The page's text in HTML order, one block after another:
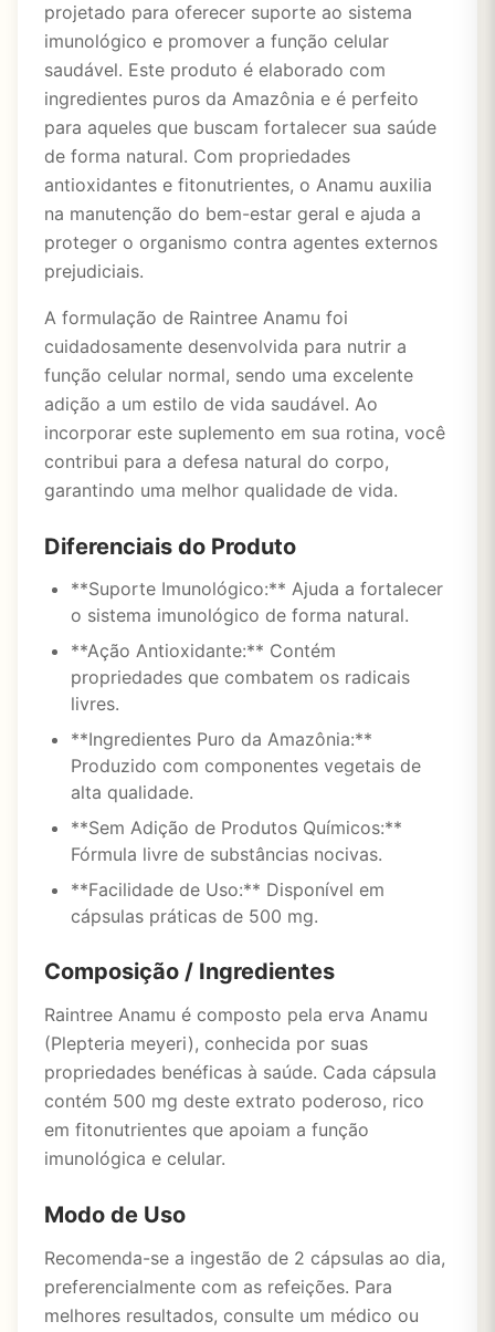
projetado para oferecer suporte ao sistema
imunológico e promover a função celular
saudável. Este produto é elaborado com
ingredientes puros da Amazônia e é perfeito
para aqueles que buscam fortalecer sua saúde
de forma natural. Com propriedades
antioxidantes e fitonutrientes, o Anamu auxilia
na manutenção do bem-estar geral e ajuda a
proteger o organismo contra agentes externos
prejudiciais.
A formulação de Raintree Anamu foi
cuidadosamente desenvolvida para nutrir a
função celular normal, sendo uma excelente
adição a um estilo de vida saudável. Ao
incorporar este suplemento em sua rotina, você
contribui para a defesa natural do corpo,
garantindo uma melhor qualidade de vida.
Diferenciais do Produto
**Suporte Imunológico:** Ajuda a fortalecer
o sistema imunológico de forma natural.
**Ação Antioxidante:** Contém
propriedades que combatem os radicais
livres.
**Ingredientes Puro da Amazônia:**
Produzido com componentes vegetais de
alta qualidade.
**Sem Adição de Produtos Químicos:**
Fórmula livre de substâncias nocivas.
**Facilidade de Uso:** Disponível em
cápsulas práticas de 500 mg.
Composição / Ingredientes
Raintree Anamu é composto pela erva Anamu
(Plepteria meyeri), conhecida por suas
propriedades benéficas à saúde. Cada cápsula
contém 500 mg deste extrato poderoso, rico
em fitonutrientes que apoiam a função
imunológica e celular.
Modo de Uso
Recomenda-se a ingestão de 2 cápsulas ao dia,
preferencialmente com as refeições. Para
melhores resultados, consulte um médico ou